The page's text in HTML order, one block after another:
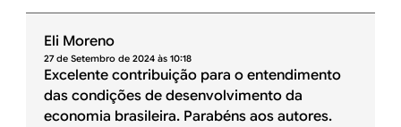
Eli Moreno
27 de Setembro de 2024 às 10:18
Excelente contribuição para o entendimento
das condições de desenvolvimento da
economia brasileira. Parabéns aos autores.